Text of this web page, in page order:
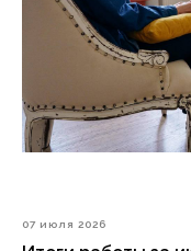
07 июля 2026